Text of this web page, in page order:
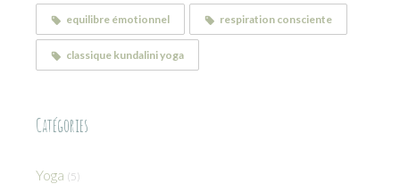
equilibre émotionnel respiration consciente
classique kundalini yoga
Catégories
Yoga (5)